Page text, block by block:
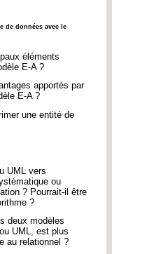
de données avec le
éléments
E-A ?
apportés par
E-A ?
une entité de
UML vers
ou
? Pourrait-il être
?
deux modèles
UML, est plus
au relationnel ?